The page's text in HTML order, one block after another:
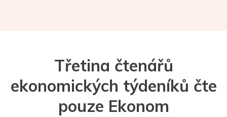
Třetina čtenářů
ekonomických týdeníků čte
pouze Ekonom